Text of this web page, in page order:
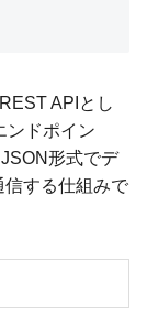
APIとし
ンドポイン
形式でデ
信する仕組みで